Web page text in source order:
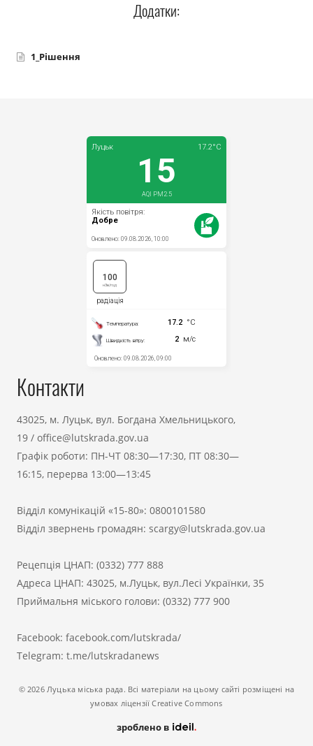
Додатки:
1_Рішення
Контакти
43025, м. Луцьк, вул. Богдана Хмельницького,
19 / office@lutskrada.gov.ua
Графік роботи: ПН-ЧТ 08:30—17:30, ПТ 08:30—
16:15, перерва 13:00—13:45
Відділ комунікацій «15-80»: 0800101580
Відділ звернень громадян: scargy@lutskrada.gov.ua
Рецепція ЦНАП: (0332) 777 888
Адреса ЦНАП: 43025, м.Луцьк, вул.Лесі Українки, 35
Приймальня міського голови: (0332) 777 900
Facebook: facebook.com/lutskrada/
Telegram: t.me/lutskradanews
© 2026 Луцька міська рада. Всі матеріали на цьому сайті розміщені на
умовах ліцензії Creative Commons
зроблено в